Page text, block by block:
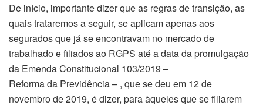
De início, importante dizer que as regras de transição, as
quais trataremos a seguir, se aplicam apenas aos
segurados que já se encontravam no mercado de
trabalhado e filiados ao RGPS até a data da promulgação
da Emenda Constitucional 103/2019 –
Reforma da Previdência – , que se deu em 12 de
novembro de 2019, é dizer, para àqueles que se filiarem